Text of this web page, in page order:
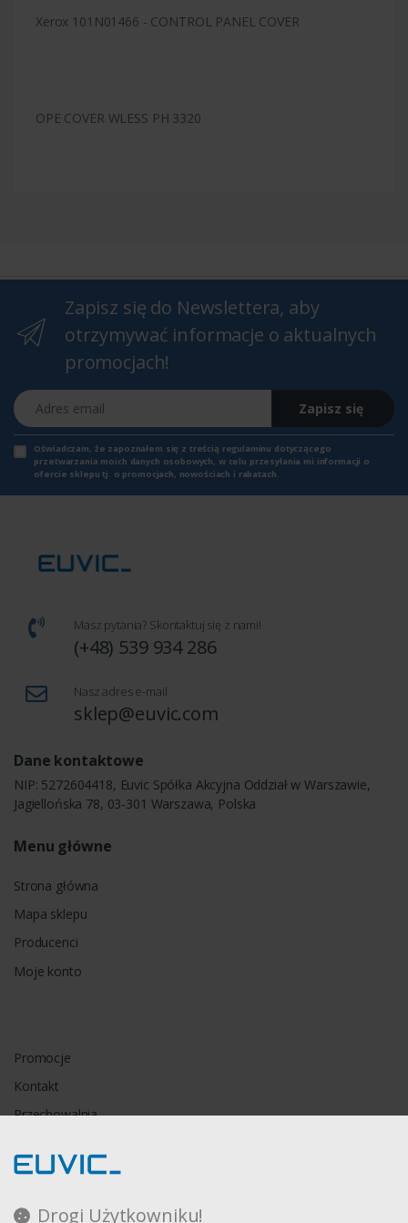
Drogi Użytkowniku!
Xerox 101N01466 - CONTROL PANEL COVER
OPE COVER WLESS PH 3320
Zapisz się do Newslettera, aby
otrzymywać informacje o aktualnych
promocjach!
Adres email
Zapisz się
Oświadczam, że zapoznałem się z treścią regulaminu dotyczącego
przetwarzania moich danych osobowych, w celu przesyłania mi informacji o
ofercie sklepu tj. o promocjach, nowościach i rabatach.
Masz pytania? Skontaktuj się z nami!
(+48) 539 934 286
Nasz adres e-mail
sklep@euvic.com
Dane kontaktowe
NIP: 5272604418, Euvic Spółka Akcyjna Oddział w Warszawie,
Jagiellońska 78, 03-301 Warszawa, Polska
Menu główne
Strona główna
Mapa sklepu
Producenci
Moje konto
Promocje
Kontakt
Przechowalnia